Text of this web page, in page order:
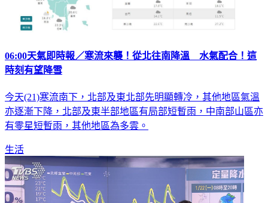
06:00天氣即時報／寒流來襲！從北往南降溫 水氣配合！這
時刻有望降雪
今天(21)寒流南下，北部及東北部先明顯轉冷，其他地區氣溫
亦逐漸下降，北部及東半部地區有局部短暫雨，中南部山區亦
有零星短暫雨，其他地區為多雲。
生活